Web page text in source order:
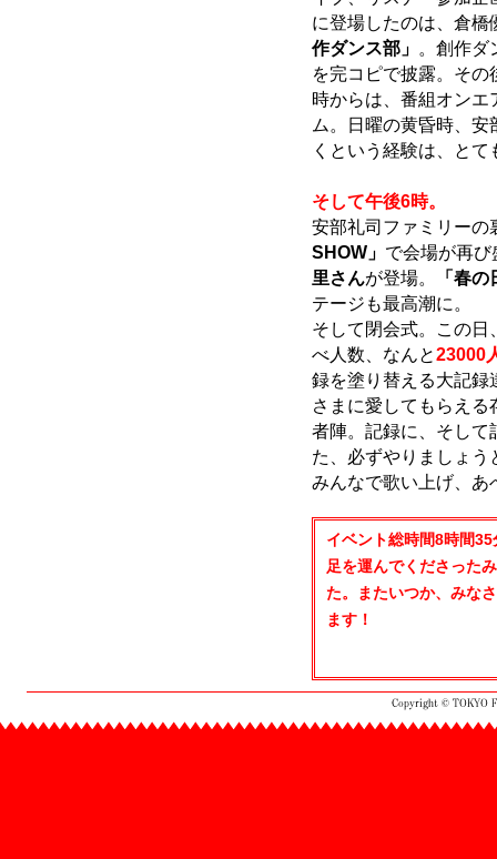
に登場したのは、倉
作ダンス部」 。創作ダ
を完コピで披露。その
時からは、番組オンエ
ム。日曜の黄昏時、
くという経験は、と
そして午後6時。
安部礼司ファミリーの
SHOW」 で会場が再
里さんが登場。
「春
テージも最高潮に。
そして閉会式。この
べ人数、なんと23000
録を塗り替える大記録
さまに愛してもらえ
者陣。記録に、そして
た、必ずやりましょう
みんなで歌い上げ、あ
イベント総時間8時間
足を運んでくださった
た。またいつか、みな
ます！